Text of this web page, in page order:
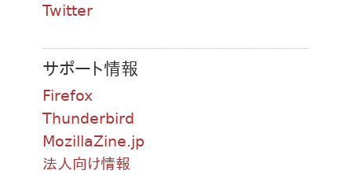
Twitter
サポート情報
Firefox
Thunderbird
MozillaZine.jp
法人向け情報